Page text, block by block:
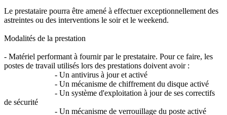
Le prestataire pourra être amené à effectuer exceptionnellement des
astreintes ou des interventions le soir et le weekend.
Modalités de la prestation
- Matériel performant à fournir par le prestataire. Pour ce faire, les
postes de travail utilisés lors des prestations doivent avoir :
- Un antivirus à jour et activé
- Un mécanisme de chiffrement du disque activé
- Un système d'exploitation à jour de ses correctifs
de sécurité
- Un mécanisme de verrouillage du poste activé